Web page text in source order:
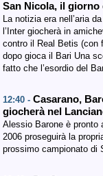
San Nicola, il giorno
La notizia era nell’aria
l’Inter giocherà in
contro il Real Betis (con
dopo gioca il Bari Una
fatto che l’esordio del
12:40 - Casarano,
giocherà nel
Alessio Barone è pronto
2006 proseguirà la
prossimo campionato di